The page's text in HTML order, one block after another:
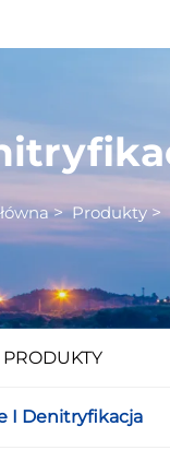
>Produkty>
I Denitryfikacja